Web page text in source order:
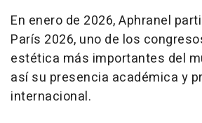
En enero de 2026, Aphranel
París 2026, uno de los
estética más importantes del
así su presencia académica y
internacional.